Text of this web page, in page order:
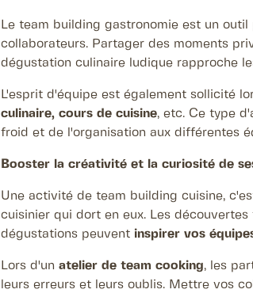
Le team building gastronomie est un
collaborateurs. Partager des moments
dégustation culinaire ludique rapproche
L'esprit d'équipe est également sollicité
culinaire, cours de cuisine, etc. Ce type
froid et de l'organisation aux différentes
Booster la créativité et la curiosité de
Une activité de team building cuisine,
cuisinier qui dort en eux. Les
dégustations peuvent inspirer vos
Lors d'unatelier de team cooking, les
leurs erreurs et leurs oublis. Mettre vos